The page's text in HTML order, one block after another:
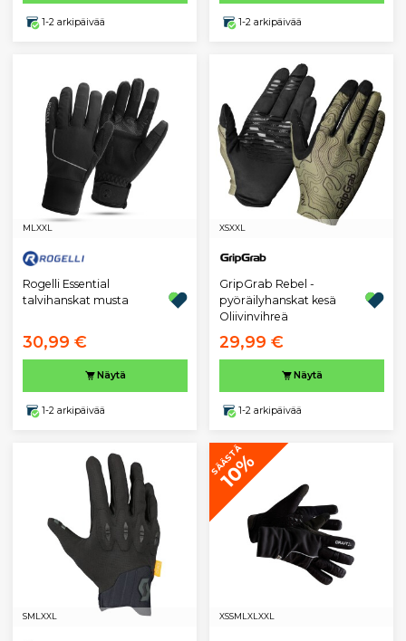
1-2 arkipäivää 1-2 arkipäivää
M LXXL
Rogelli Essential
talvihanskat musta
30,99 €
Näytä
1-2 arkipäivää
XSXXL
GripGrab Rebel -
pyöräilyhanskat kesä
Oliivinvihreä
29,99 €
Näytä
1-2 arkipäivää
SM LXXL
SÄÄSTÄ
10%
XSSM LXLXXL